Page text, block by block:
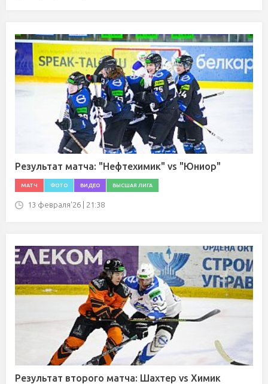
Результат матча: "Нефтехимик" vs "Юниор"
МАТЧ ФОТО ВИДЕО ВЫСШАЯ ЛИГА
13 февраля'26 | 21:38
Результат второго матча: Шахтер vs Химик